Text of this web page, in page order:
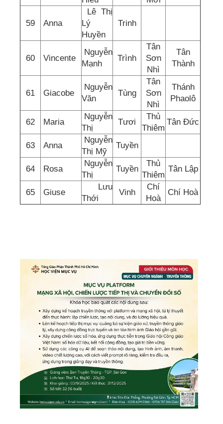
59 Anna
Lê Thị
Lý
Huyền
Trinh
60 Vincente
Nguyễn
Mạnh
Trình
Tân
Sơn
Nhì
Tân
Thành
61 Giacobe
Nguyễn
Văn
Tùng
Tân
Sơn
Nhì
Thánh
Phaolô
62 Maria
Nguyễn
Thị
Tươi
Thủ
Thiêm
Tân Đức
63 Anna
Nguyễn
Thị Mỹ
Tuyền
64 Rosa
Nguyễn
Thị
Tuyền
Thủ
Thiêm
Tân Lập
65 Giuse
Lưu
Thới
Vinh
Chí
Hoà
Chí Hoà